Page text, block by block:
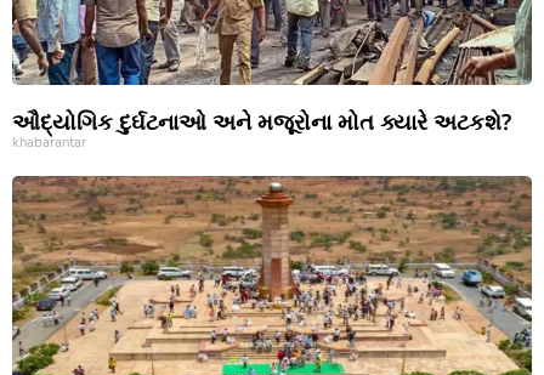
ઔદ્યોગિક દુર્ઘટનાઓ અને મજૂરોના મોત ક્યારે અટકશે?
khabarantar